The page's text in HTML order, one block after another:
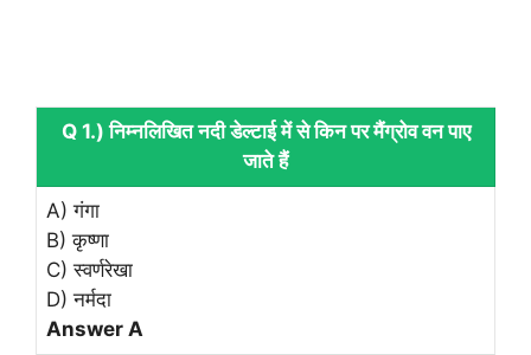
Q 1.) निम्नलिखित नदी डेल्टाई में से किन पर मैंग्रोव वन पाए
जाते हैं
A) गंगा
B) कृष्णा
C) स्वर्णरेखा
D) नर्मदा
Answer A